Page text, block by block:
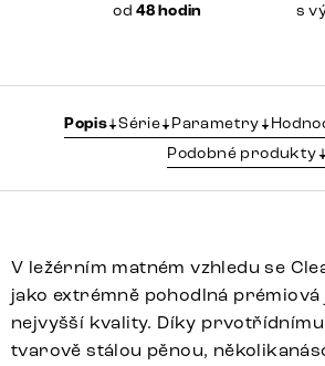
od48 hodin
s
Popis Série Parametry
Podobné produkty
V ležérním matném vzhledu se
jako extrémně pohodlná prémiová
nejvyšší kvality. Díky
tvarově stálou pěnou,